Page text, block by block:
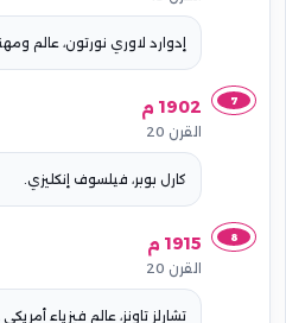
إدوارد لاوري نورتون، عالم
7 1902 م
القرن 20
كارل بوبر، فيلسوف إنكليزي.
8 1915 م
القرن 20
تشارلز تاونز، عالم فيزياء